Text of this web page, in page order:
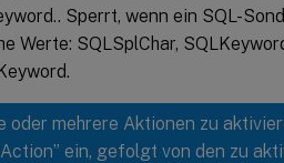
Sperrt, wenn ein SQL-
Werte: SQLSplChar,
oder mehrere Aktionen zu
ein, gefolgt von den zu